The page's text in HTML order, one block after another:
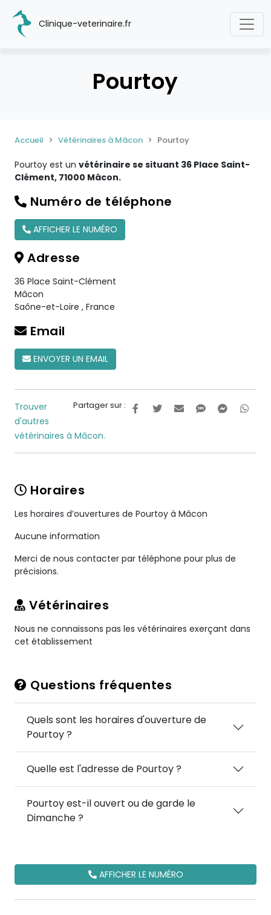
Clinique-veterinaire.fr
Pourtoy
Accueil Vétérinaires à Mâcon Pourtoy
Pourtoy est un vétérinaire se situant 36 Place Saint-
Clément, 71000 Mâcon.
Numéro de téléphone
AFFICHER LE NUMÉRO
Adresse
36 Place Saint-Clément
Mâcon
Saône-et-Loire , France
Email
ENVOYER UN EMAIL
Partager sur :
Trouver
d'autres
vétérinaires à Mâcon.
Horaires
Les horaires d’ouvertures de Pourtoy à Mâcon
Aucune information
Merci de nous contacter par téléphone pour plus de
précisions.
Vétérinaires
Nous ne connaissons pas les vétérinaires exerçant dans
cet établissement
Questions fréquentes
Quels sont les horaires d'ouverture de
Pourtoy ?
Quelle est l'adresse de Pourtoy ?
Pourtoy est-il ouvert ou de garde le
Dimanche ?
AFFICHER LE NUMÉRO